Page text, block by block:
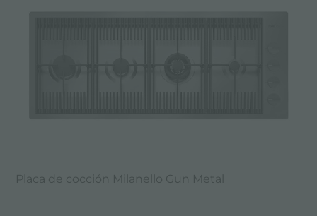
Placa de cocción Milanello Gun Metal